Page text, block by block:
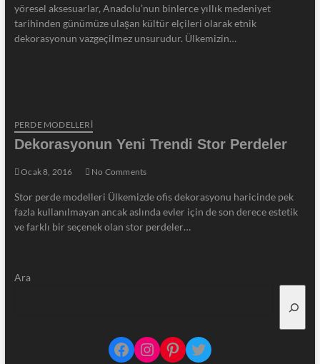
yöresel aksesuarlar, Anadolu’nun binlerce yıllık medeniyet
tarihinden günümüze ulaşan kültür elçileri olarak etnik
dekorasyonun vazgeçilmez unsurudur. Ülkemizin…
PERDE MODELLERI
Dekorasyonun Yeni Trendi Stor Perdeler
Ocak 8, 2016 No Comments
Stor perde modelleri Ülkemizde ofis dekorasyonu haricinde pek
fazla kullanılmayan ancak aslında evler için de son derece estetik
ve farklı bir seçenek olan stor perdeler…
Ara
Facebook
Instagram
Pinterest
Twitter